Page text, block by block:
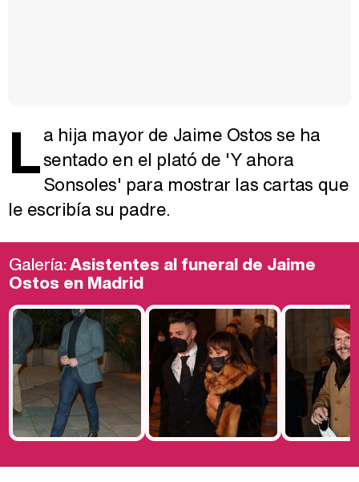
La hija mayor de Jaime Ostos se ha
sentado en el plató de 'Y ahora
Sonsoles' para mostrar las cartas que
le escribía su padre.
Galería:Asistentes al funeral de Jaime
Ostos en Madrid